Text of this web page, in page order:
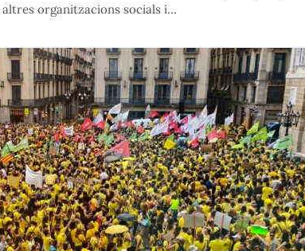
organitzacions socials i…